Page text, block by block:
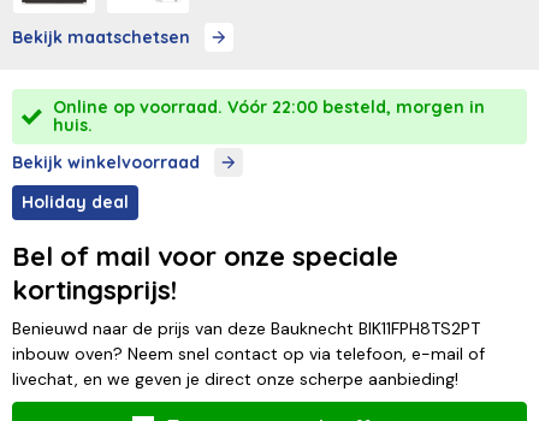
Bekijk maatschetsen
Online op voorraad. Vóór 22:00 besteld, morgen in
huis.
Bekijk winkelvoorraad
Holiday deal
Bel of mail voor onze speciale
kortingsprijs!
Benieuwd naar de prijs van deze Bauknecht BIK11FPH8TS2PT
inbouw oven? Neem snel contact op via telefoon, e-mail of
livechat, en we geven je direct onze scherpe aanbieding!